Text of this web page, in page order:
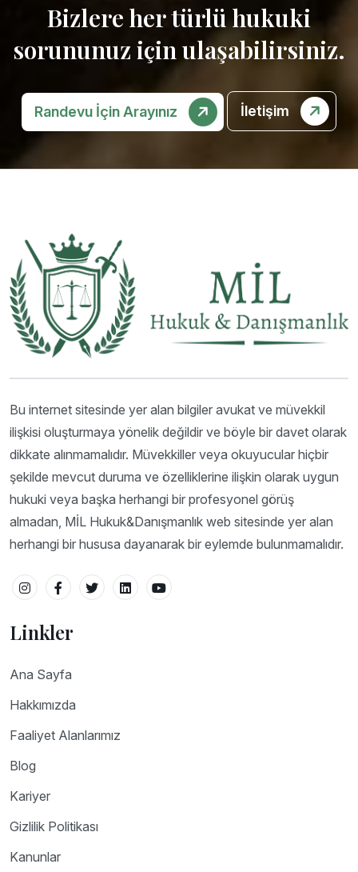
Bizlere her türlü hukuki
sorununuz için ulaşabilirsiniz.
Randevu İçin Arayınız İletişim
Bu internet sitesinde yer alan bilgiler avukat ve müvekkil
ilişkisi oluşturmaya yönelik değildir ve böyle bir davet olarak
dikkate alınmamalıdır. Müvekkiller veya okuyucular hiçbir
şekilde mevcut duruma ve özelliklerine ilişkin olarak uygun
hukuki veya başka herhangi bir profesyonel görüş
almadan, MİL Hukuk&Danışmanlık web sitesinde yer alan
herhangi bir hususa dayanarak bir eylemde bulunmamalıdır.
Linkler
Ana Sayfa
Hakkımızda
Faaliyet Alanlarımız
Blog
Kariyer
Gizlilik Politikası
Kanunlar